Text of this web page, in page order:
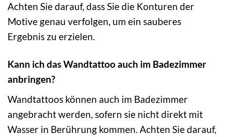
Achten Sie darauf, dass Sie die Konturen der
Motive genau verfolgen, um ein sauberes
Ergebnis zu erzielen.
Kann ich das Wandtattoo auch im Badezimmer
anbringen?
Wandtattoos können auch im Badezimmer
angebracht werden, sofern sie nicht direkt mit
Wasser in Berührung kommen. Achten Sie darauf,